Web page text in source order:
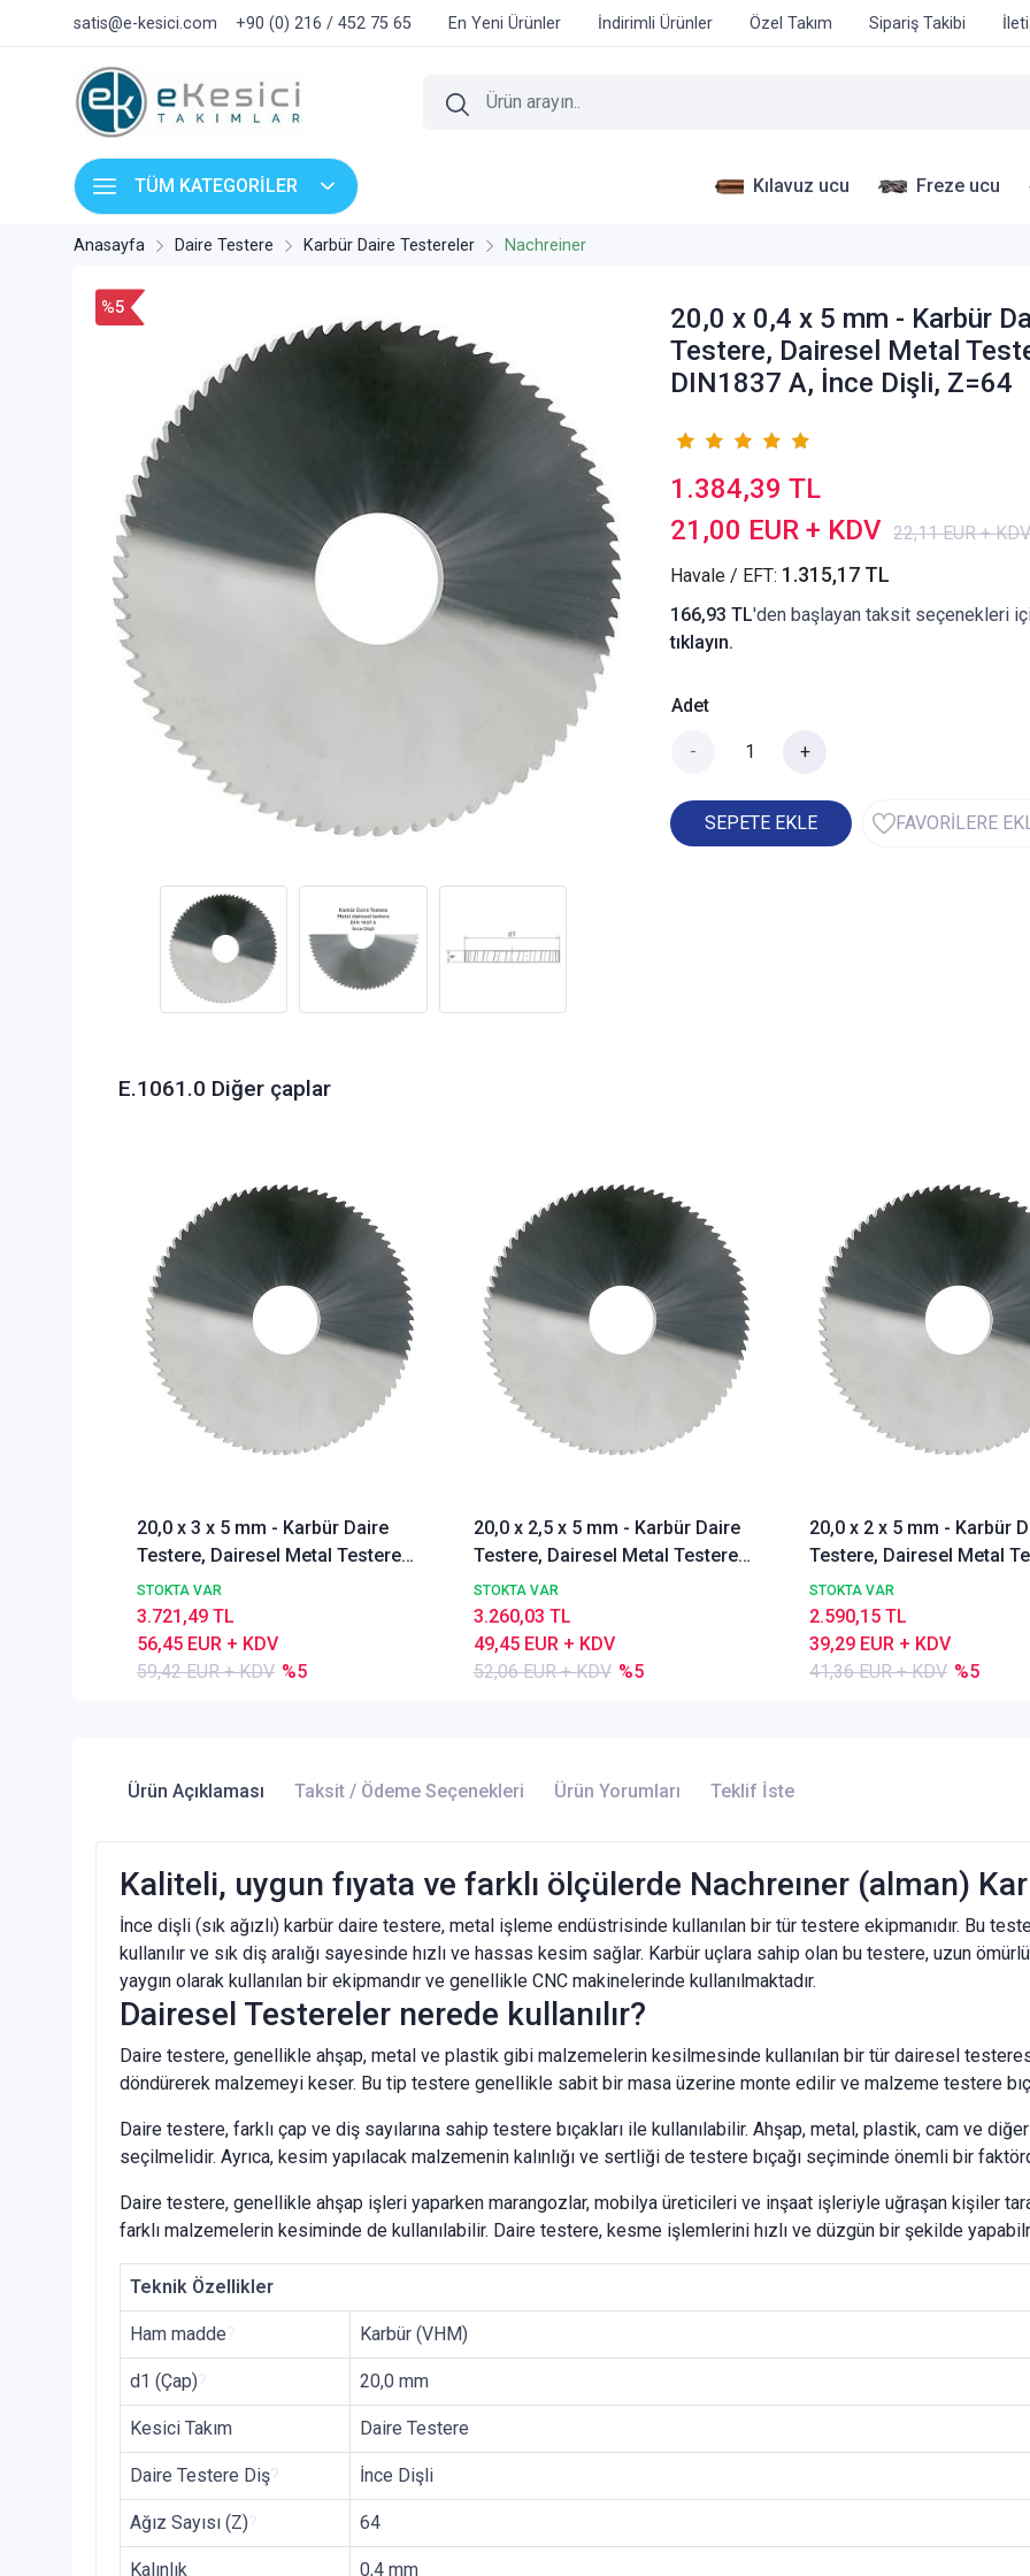
satis@e-kesici.com +90 (0) 216 / 452 75 65 En Yeni Ürünler İndirimli Ürünler Özel Takım Sipariş Takibi
TÜM KATEGORİLER Kılavuz ucu Freze ucu
Anasayfa Daire Testere Karbür Daire Testereler Nachreiner
%5
E.1061.0 Diğer çaplar
20,0 x 3 x 5 mm - Karbür Daire
Testere, Dairesel Metal Testere
DIN1837 A, İnce Dişli, Z=32
STOKTA VAR
59,42 EUR + KDV %5
56,45 EUR + KDV
3.721,49 TL
20,0 x 2,5 x 5 mm - Karbür Daire
Testere, Dairesel Metal Testere
DIN1837 A, İnce Dişli, Z=32
STOKTA VAR
52,06 EUR + KDV %5
49,45 EUR + KDV
3.260,03 TL
20,0 x 2 x 5 mm - Karbür
Testere, Dairesel Metal
DIN1837 A, İnce Dişli, Z=32
STOKTA VAR
41,36 EUR + KDV %5
39,29 EUR + KDV
2.590,15 TL
20,0 x 0,4 x 5 mm - Karbür
Testere, Dairesel Metal
DIN1837 A, İnce Dişli, Z=64
1.384,39 TL
21,00 EUR + KDV 22,11 EUR +
Havale / EFT: 1.315,17 TL
166,93 TL'den başlayan taksit seçenekleri
tıklayın.
Adet
- +
SEPETE EKLE FAVORİLERE
Ürün Açıklaması Taksit / Ödeme Seçenekleri Ürün Yorumları Teklif İste
Kaliteli, uygun fıyata ve farklı ölçülerde Nachreıner (alman)
İnce dişli (sık ağızlı) karbür daire testere, metal işleme endüstrisinde kullanılan bir tür testere ekipmanıdır. Bu
kullanılır ve sık diş aralığı sayesinde hızlı ve hassas kesim sağlar. Karbür uçlara sahip olan bu testere, uzun
yaygın olarak kullanılan bir ekipmandır ve genellikle CNC makinelerinde kullanılmaktadır.
Dairesel Testereler nerede kullanılır?
Daire testere, genellikle ahşap, metal ve plastik gibi malzemelerin kesilmesinde kullanılan bir tür dairesel
döndürerek malzemeyi keser. Bu tip testere genellikle sabit bir masa üzerine monte edilir ve malzeme testere
Daire testere, farklı çap ve diş sayılarına sahip testere bıçakları ile kullanılabilir. Ahşap, metal, plastik, cam ve
seçilmelidir. Ayrıca, kesim yapılacak malzemenin kalınlığı ve sertliği de testere bıçağı seçiminde önemli bir
Daire testere, genellikle ahşap işleri yaparken marangozlar, mobilya üreticileri ve inşaat işleriyle uğraşan kişiler
farklı malzemelerin kesiminde de kullanılabilir. Daire testere, kesme işlemlerini hızlı ve düzgün bir şekilde
Teknik Özellikler
Ham madde Karbür (VHM)
d1 (Çap) 20,0 mm
Kesici Takım Daire Testere
Daire Testere Diş İnce Dişli
Ağız Sayısı (Z) 64
Kalınlık 0,4 mm